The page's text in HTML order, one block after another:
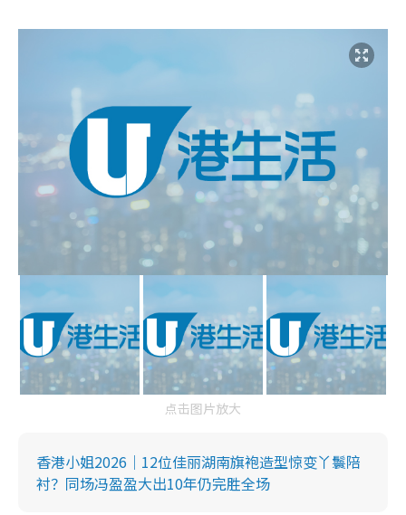
点击图片放大
香港小姐2026｜12位佳丽湖南旗袍造型惊变丫鬟陪
衬？同场冯盈盈大出10年仍完胜全场